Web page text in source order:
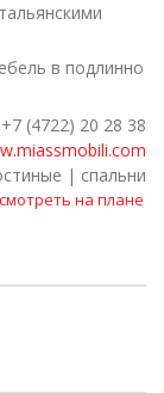
в подлинно
+7 (4722) 20 28 38
| спальни
на плане